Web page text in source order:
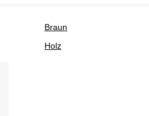
Braun
Holz